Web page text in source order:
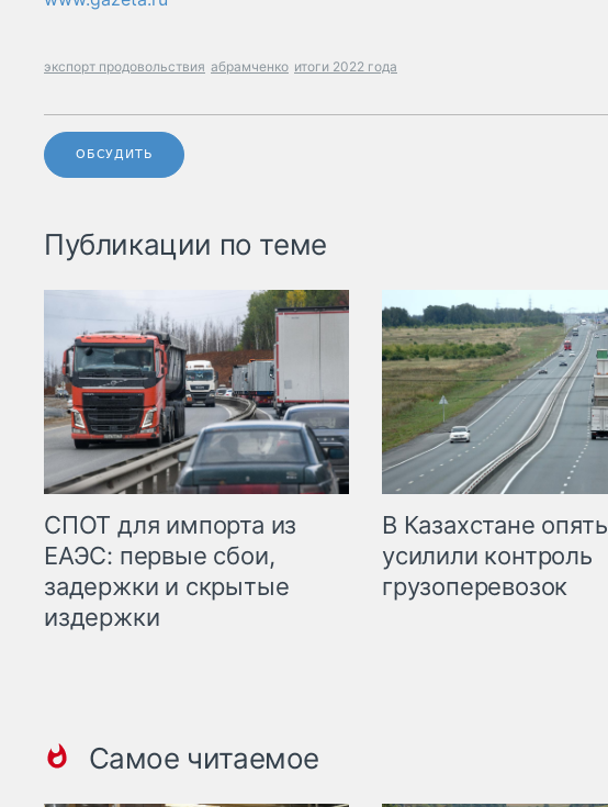
экспорт продовольствия абрамченко итоги 2022 года
ОБСУДИТЬ
Публикации по теме
СПОТ для импорта из
ЕАЭС: первые сбои,
задержки и скрытые
издержки
В Казахстане опять
усилили контроль
грузоперевозок
Самое читаемое